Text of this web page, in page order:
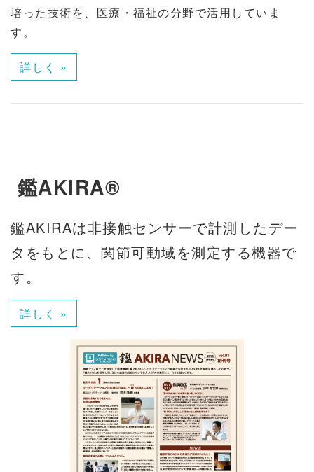
培った技術を、医療・福祉の分野で活用していま
す。
詳しく »
鑑AKIRA®
鑑AKIRAは非接触センサーで計測したデー
タをもとに、関節可動域を測定する機器で
す。
詳しく »